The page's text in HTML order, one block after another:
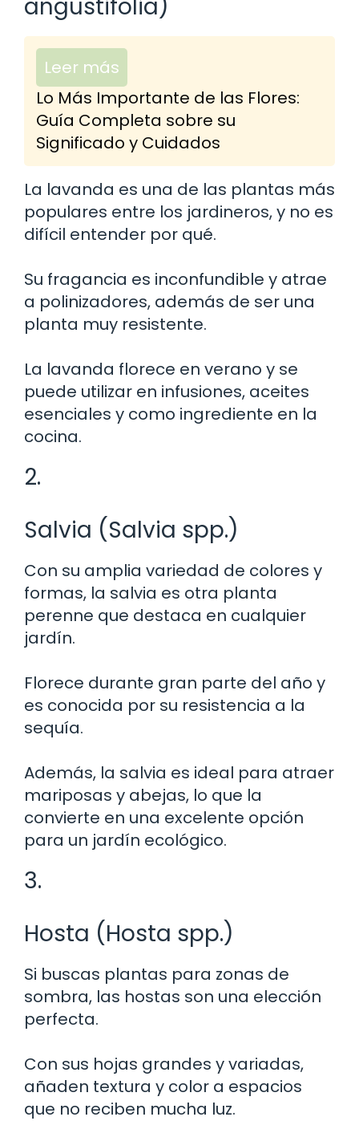
angustifolia)
Leer más
Lo Más Importante de las Flores:
Guía Completa sobre su
Significado y Cuidados
La lavanda es una de las plantas más
populares entre los jardineros, y no es
difícil entender por qué.
Su fragancia es inconfundible y atrae
a polinizadores, además de ser una
planta muy resistente.
La lavanda florece en verano y se
puede utilizar en infusiones, aceites
esenciales y como ingrediente en la
cocina.
2.
Salvia (Salvia spp.)
Con su amplia variedad de colores y
formas, la salvia es otra planta
perenne que destaca en cualquier
jardín.
Florece durante gran parte del año y
es conocida por su resistencia a la
sequía.
Además, la salvia es ideal para atraer
mariposas y abejas, lo que la
convierte en una excelente opción
para un jardín ecológico.
3.
Hosta (Hosta spp.)
Si buscas plantas para zonas de
sombra, las hostas son una elección
perfecta.
Con sus hojas grandes y variadas,
añaden textura y color a espacios
que no reciben mucha luz.